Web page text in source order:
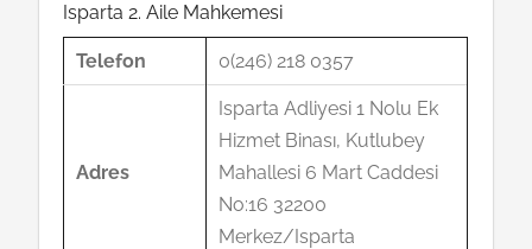
Isparta 2. Aile Mahkemesi
Telefon 0(246) 218 0357
Adres
Isparta Adliyesi 1 Nolu Ek
Hizmet Binası, Kutlubey
Mahallesi 6 Mart Caddesi
No:16 32200
Merkez/Isparta